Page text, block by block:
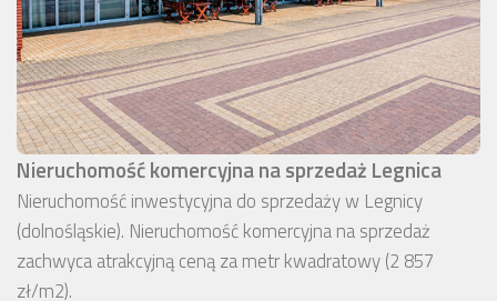
Nieruchomość komercyjna na sprzedaż Legnica
Nieruchomość inwestycyjna do sprzedaży w Legnicy
(dolnośląskie). Nieruchomość komercyjna na sprzedaż
zachwyca atrakcyjną ceną za metr kwadratowy (2 857
zł/m2).